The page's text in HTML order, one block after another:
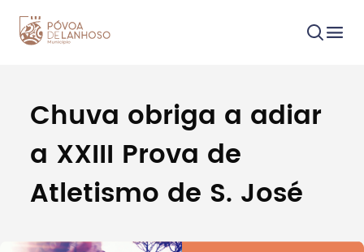
Procurar
Tipo de conteúdo
Chuva obriga a adiar
a XXIII Prova de
Atletismo de S. José